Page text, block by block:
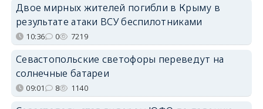
Двое мирных жителей погибли в Крыму в
результате атаки ВСУ беспилотниками
10:36 0 7219
Севастопольские светофоры переведут на
солнечные батареи
09:01 8 1140